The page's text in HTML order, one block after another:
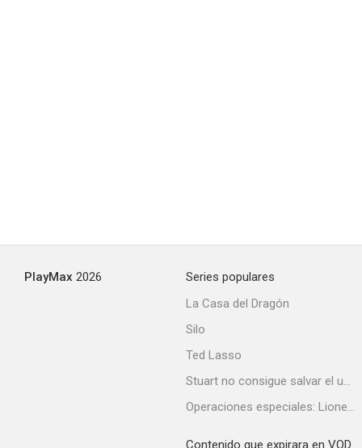
PlayMax 2026
Series populares
La Casa del Dragón
Silo
Ted Lasso
Stuart no consigue salvar el universo
Operaciones especiales: Lioness
Contenido que expirara en VOD